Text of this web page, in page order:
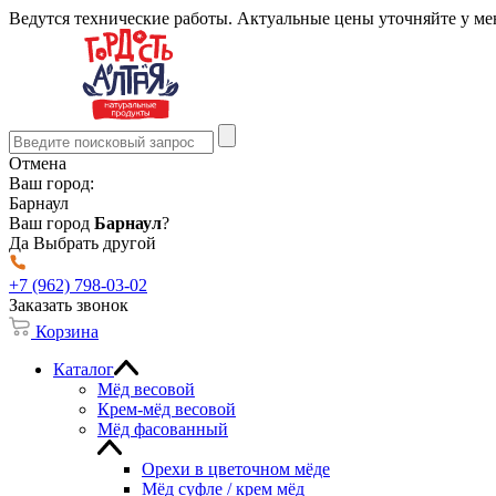
Ведутся технические работы. Актуальные цены уточняйте у
Отмена
Ваш город:
Барнаул
Ваш город Барнаул?
Да Выбрать другой
+7 (962) 798-03-02
Заказать звонок
Корзина
Каталог
Мёд весовой
Крем-мёд весовой
Мёд фасованный
Орехи в цветочном мёде
Мёд суфле / крем мёд